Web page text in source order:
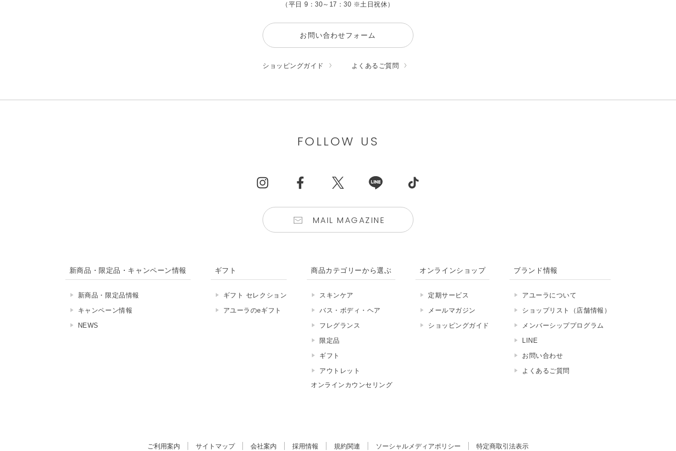
（平日 9：30～17：30 ※土日祝休）
お問い合わせフォーム
ショッピングガイド よくあるご質問
FOLLOW US
MAIL MAGAZINE
新商品・限定品・キャンペーン情報
新商品・限定品情報
キャンペーン情報
NEWS
ギフト
ギフト セレクション
アユーラのeギフト
商品カテゴリーから選ぶ
スキンケア
バス・ボディ・ヘア
フレグランス
限定品
ギフト
アウトレット
オンラインカウンセリング
オンラインショップ
定期サービス
メールマガジン
ショッピングガイド
ブランド情報
アユーラについて
ショップリスト（店舗情報）
メンバーシッププログラム
LINE
お問い合わせ
よくあるご質問
ご利用案内 サイトマップ 会社案内 採用情報 規約関連 ソーシャルメディアポリシー 特定商取引法表示